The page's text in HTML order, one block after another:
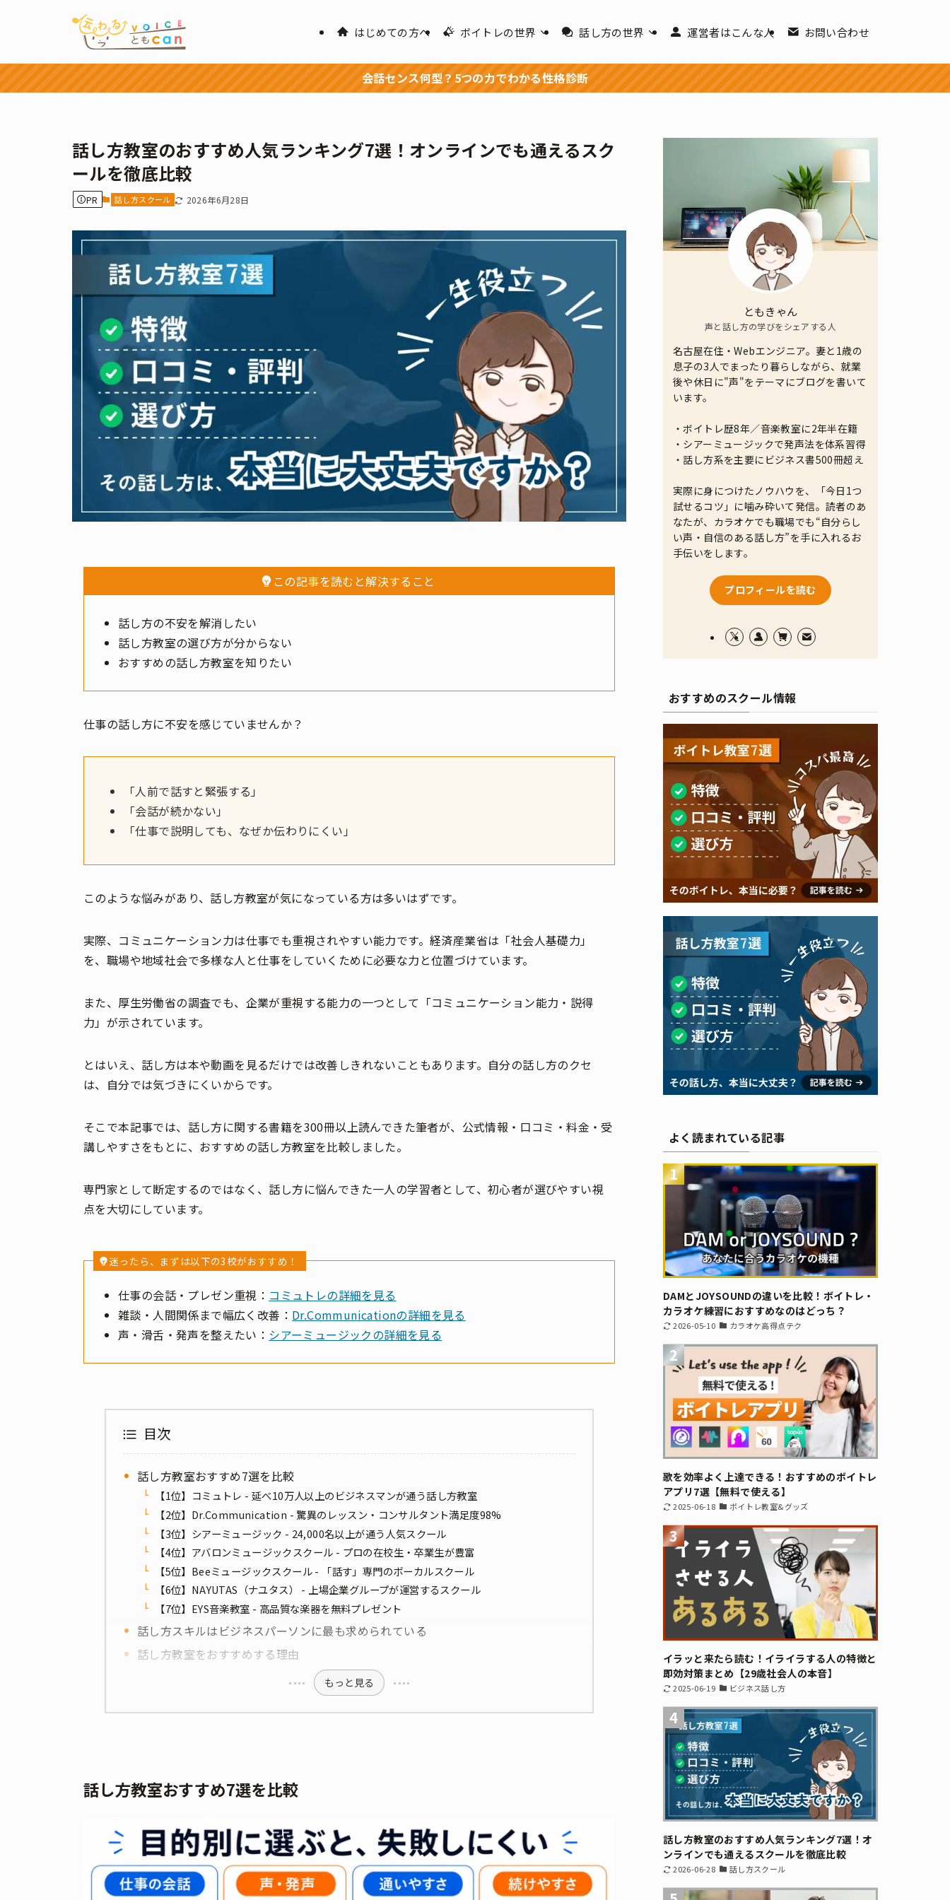
はじめての方へ ボイトレの世界 話し方の世界 運営者はこんな人 お問い合わせ
会話センス何型？5つの力でわかる性格診断
話し方教室のおすすめ人気ランキング7選！オンラインでも通えるスク
ールを徹底比較
PR 話し方スクール 2026年6月28日
この記事を読むと解決すること
話し方の不安を解消したい
話し方教室の選び方が分からない
おすすめの話し方教室を知りたい
仕事の話し方に不安を感じていませんか？
「人前で話すと緊張する」
「会話が続かない」
「仕事で説明しても、なぜか伝わりにくい」
このような悩みがあり、話し方教室が気になっている方は多いはずです。
実際、コミュニケーション力は仕事でも重視されやすい能力です。経済産業省は「社会人基礎力」
を、職場や地域社会で多様な人と仕事をしていくために必要な力と位置づけています。
また、厚生労働省の調査でも、企業が重視する能力の一つとして「コミュニケーション能力・説得
力」が示されています。
とはいえ、話し方は本や動画を見るだけでは改善しきれないこともあります。自分の話し方のクセ
は、自分では気づきにくいからです。
そこで本記事では、話し方に関する書籍を300冊以上読んできた筆者が、公式情報・口コミ・料金・受
講しやすさをもとに、おすすめの話し方教室を比較しました。
専門家として断定するのではなく、話し方に悩んできた一人の学習者として、初心者が選びやすい視
点を大切にしています。
迷ったら、まずは以下の3校がおすすめ！
仕事の会話・プレゼン重視： コミュトレの詳細を見る
雑談・人間関係まで幅広く改善： Dr.Communicationの詳細を見る
声・滑舌・発声を整えたい： シアーミュージックの詳細を見る
目次
話し方教室おすすめ7選を比較
【1位】コミュトレ - 延べ10万人以上のビジネスマンが通う話し方教室
【2位】Dr.Communication - 驚異のレッスン・コンサルタント満足度98%
【3位】シアーミュージック - 24,000名以上が通う人気スクール
【4位】アバロンミュージックスクール - プロの在校生・卒業生が豊富
【5位】Beeミュージックスクール - 「話す」専門のボーカルスクール
【6位】NAYUTAS（ナユタス） - 上場企業グループが運営するスクール
【7位】EYS音楽教室 - 高品質な楽器を無料プレゼント
話し方スキルはビジネスパーソンに最も求められている
話し方教室をおすすめする理由
もっと見る
話し方教室おすすめ7選を比較
ともきゃん
声と話し方の学びをシェアする人
名古屋在住・Webエンジニア。妻と1歳の
息子の3人でまったり暮らしながら、就業
後や休日に"声"をテーマにブログを書いて
います。
・ボイトレ歴8年／音楽教室に2年半在籍
・シアーミュージックで発声法を体系習得
・話し方系を主要にビジネス書500冊超え
実際に身につけたノウハウを、「今日1つ
試せるコツ」に噛み砕いて発信。読者のあ
なたが、カラオケでも職場でも“自分らし
い声・自信のある話し方”を手に入れるお
手伝いをします。
プロフィールを読む
おすすめのスクール情報
よく読まれている記事
1
DAMとJOYSOUNDの違いを比較！ボイトレ・
カラオケ練習におすすめなのはどっち？
2026-05-10 カラオケ高得点テク
2
歌を効率よく上達できる！おすすめのボイトレ
アプリ7選【無料で使える】
2025-06-18 ボイトレ教室&グッズ
3
イラッと来たら読む！イライラする人の特徴と
即効対策まとめ【29歳社会人の本音】
2025-06-19 ビジネス話し方
4
話し方教室のおすすめ人気ランキング7選！オ
ンラインでも通えるスクールを徹底比較
2026-06-28 話し方スクール